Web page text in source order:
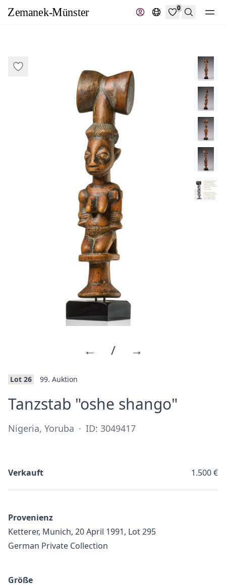
0
Suche
← / →
Lot 26 99. Auktion
Tanzstab "oshe shango"
Nigeria, Yoruba · ID: 3049417
Verkauft 1.500 €
Provenienz
Ketterer, Munich, 20 April 1991, Lot 295
German Private Collection
Größe